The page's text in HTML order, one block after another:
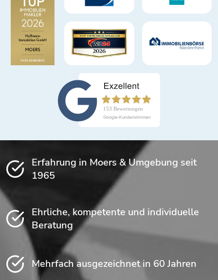
Erfahrung in Moers & Umgebung seit
1965
Ehrliche, kompetente und individuelle
Beratung
Mehrfach ausgezeichnet in 60 Jahren